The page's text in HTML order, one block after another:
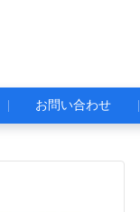
お問い合わせ